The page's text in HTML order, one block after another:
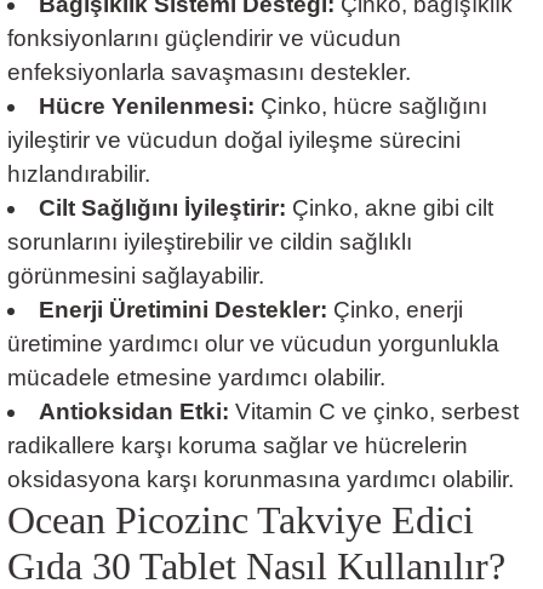
fonksiyonlarını güçlendirir ve vücudun
enfeksiyonlarla savaşmasını destekler.
Hücre Yenilenmesi: Çinko, hücre sağlığını
iyileştirir ve vücudun doğal iyileşme sürecini
hızlandırabilir.
Cilt Sağlığını İyileştirir: Çinko, akne gibi cilt
sorunlarını iyileştirebilir ve cildin sağlıklı
görünmesini sağlayabilir.
Enerji Üretimini Destekler: Çinko, enerji
üretimine yardımcı olur ve vücudun yorgunlukla
mücadele etmesine yardımcı olabilir.
Antioksidan Etki: Vitamin C ve çinko, serbest
radikallere karşı koruma sağlar ve hücrelerin
oksidasyona karşı korunmasına yardımcı olabilir.
Ocean Picozinc Takviye Edici
Gıda 30 Tablet Nasıl Kullanılır?